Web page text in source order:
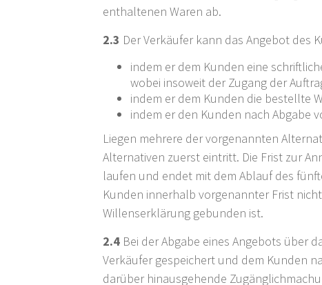
enthaltenen Waren ab.
2.3 Der Verkäufer kann das Angebot des
indem er dem Kunden eine
wobei insoweit der Zugang der
indem er dem Kunden die bestellte
indem er den Kunden nach Abgabe
Liegen mehrere der vorgenannten
Alternativen zuerst eintritt. Die Frist zur
laufen und endet mit dem Ablauf des
Kunden innerhalb vorgenannter Frist
Willenserklärung gebunden ist.
2.4 Bei der Abgabe eines Angebots über
Verkäufer gespeichert und dem Kunden
darüber hinausgehende